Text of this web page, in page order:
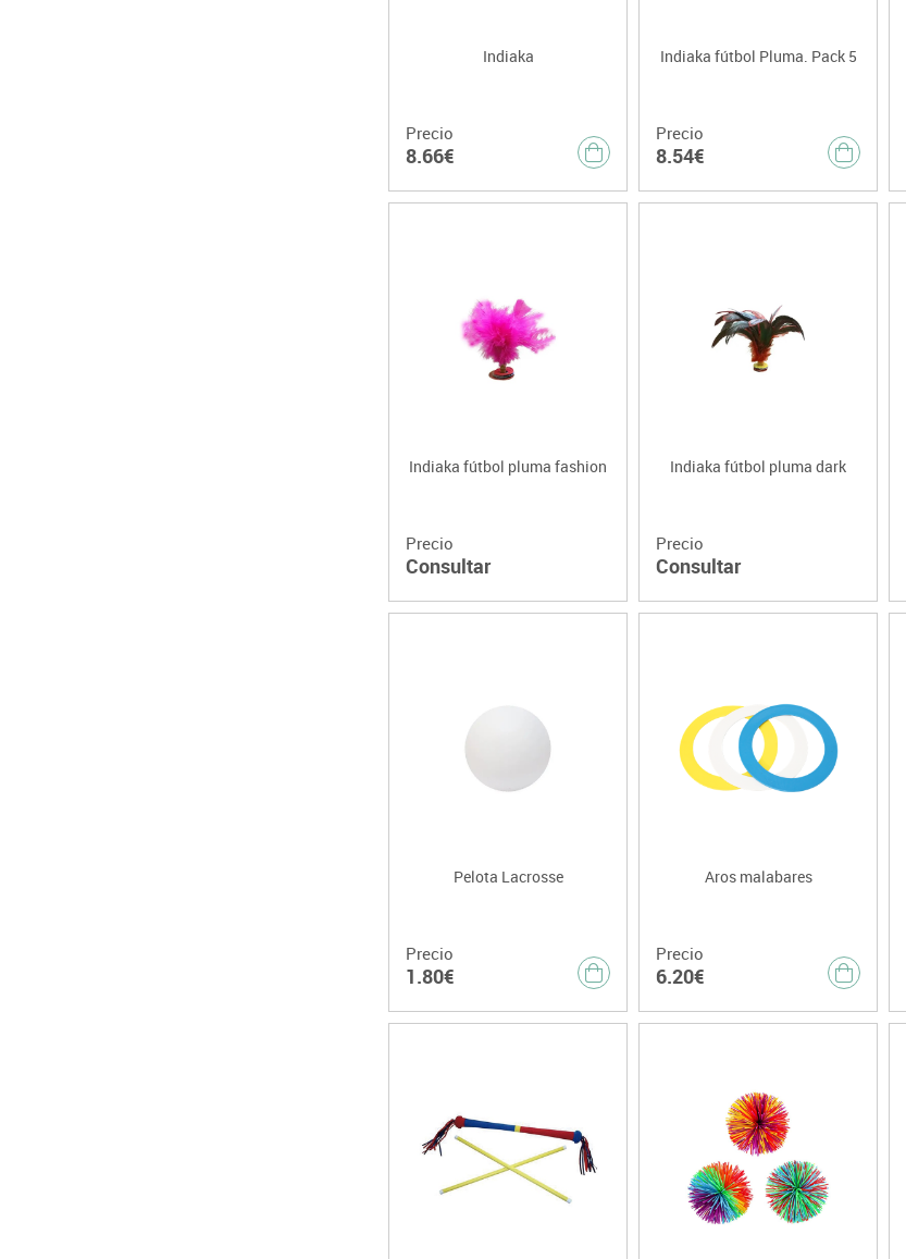
Indiaka
Precio
8.66€
Indiaka fútbol Pluma. Pack 5
Precio
8.54€
Indiaka fútbol pluma fashion
Precio
Consultar
Indiaka fútbol pluma dark
Precio
Consultar
Pelota Lacrosse
Precio
1.80€
Aros malabares
Precio
6.20€